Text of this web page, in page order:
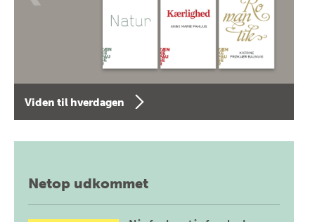
Viden til hverdagen
Netop udkommet